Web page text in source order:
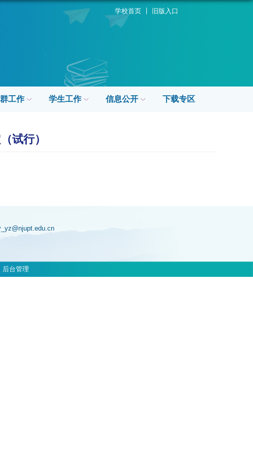
学校首页 旧版入口
工作 学生工作 信息公开 下载专区
试行）
台管理